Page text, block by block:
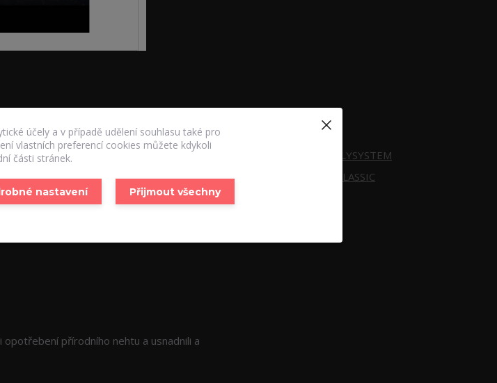
opotřebení přírodního nehtu a usnadnili a
GLAMOUR POLYSYSTEM
DUAL TIPY + CLASSIC
účely a v případě udělení souhlasu také pro
vlastních preferencí cookies můžete kdykoli
části stránek.
nastavení Přijmout všechny